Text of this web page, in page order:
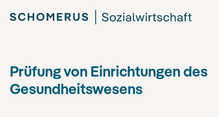
Prüfung von Einrichtungen des
Gesundheitswesens